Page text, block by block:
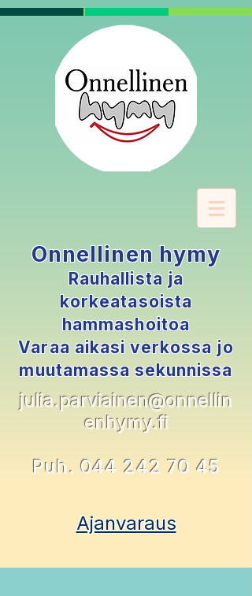
Onnellinen hymy
Rauhallista ja
korkeatasoista
hammashoitoa
Varaa aikasi verkossa jo
muutamassa sekunnissa
julia.parviainen@onnellin
enhymy.fi
Puh. 044 242 70 45
Ajanvaraus